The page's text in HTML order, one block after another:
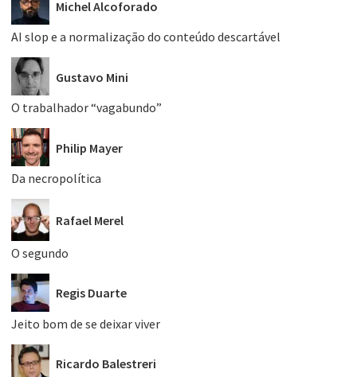
Michel Alcoforado
AI slop e a normalização do conteúdo descartável
Gustavo Mini
O trabalhador “vagabundo”
Philip Mayer
Da necropolítica
Rafael Merel
O segundo
Regis Duarte
Jeito bom de se deixar viver
Ricardo Balestreri